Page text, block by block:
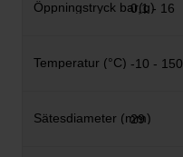
0,1 - 16
-10 - 150
29